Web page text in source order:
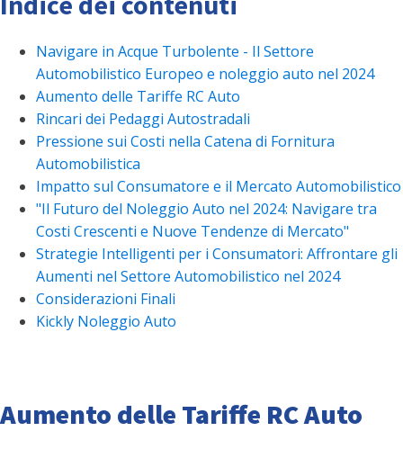
Navigare in Acque Turbolente - Il Settore
Automobilistico Europeo e noleggio auto nel 2024
Aumento delle Tariffe RC Auto
Rincari dei Pedaggi Autostradali
Pressione sui Costi nella Catena di Fornitura
Automobilistica
Impatto sul Consumatore e il Mercato Automobilistico
"Il Futuro del Noleggio Auto nel 2024: Navigare tra
Costi Crescenti e Nuove Tendenze di Mercato"
Strategie Intelligenti per i Consumatori: Affrontare gli
Aumenti nel Settore Automobilistico nel 2024
Considerazioni Finali
Kickly Noleggio Auto
Aumento delle Tariffe RC Auto